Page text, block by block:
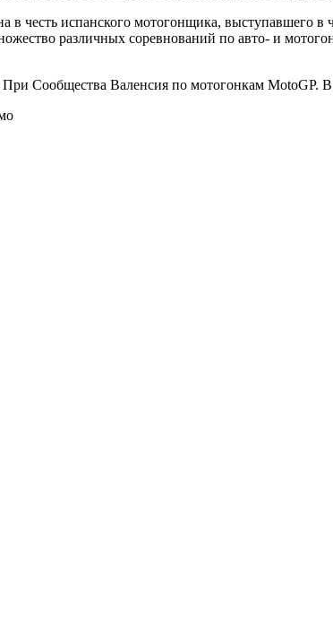
в честь испанского мотогонщика,
различных соревнований по авто- и
При Сообщества Валенсия по мотогонкам